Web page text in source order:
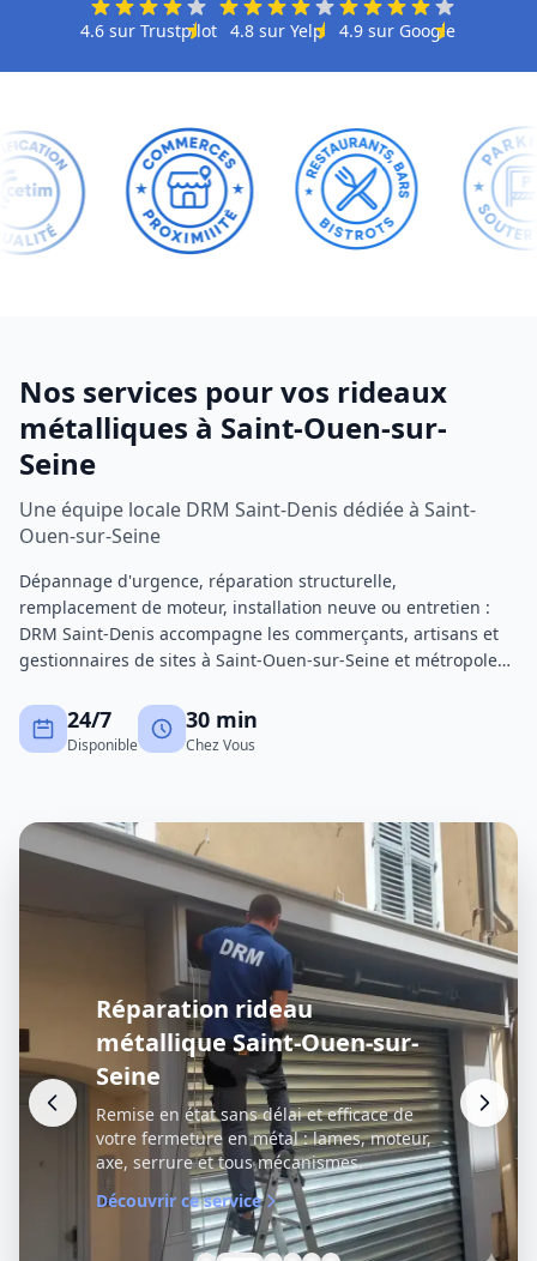
4.6 sur Trustpilot 4.8 sur Yelp 4.9sur Google
Nos services pour vos rideaux
métalliques à Saint-Ouen-sur-
Seine
Une équipe locale DRM Saint-Denis dédiée à Saint-
Ouen-sur-Seine
Dépannage d'urgence, réparation structurelle,
remplacement de moteur, installation neuve ou entretien :
DRM Saint-Denis accompagne les commerçants, artisans et
gestionnaires de sites à Saint-Ouen-sur-Seine et métropole
un stock de pièces important pour réduire au maximum les
immobilisations.
24/7
Disponible
30 min
Chez Vous
Réparation rideau
métallique Saint-Ouen-sur-
Seine
Remise en état sans délai et efficace de
votre fermeture en métal : lames, moteur,
axe, serrure et tous mécanismes.
Découvrir ce service